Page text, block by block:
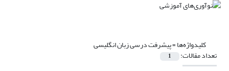
کلیدواژه‌ها =پیشرفت درسى زبان انگلیسی
تعداد مقالات: 1